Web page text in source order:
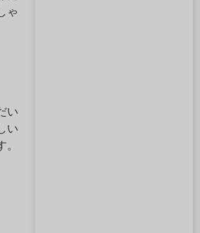
ゃ
い
い